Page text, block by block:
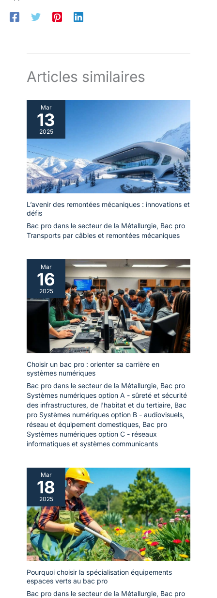
Articles similaires
Mar
13
2025
L’avenir des remontées mécaniques : innovations et
défis
Bac pro dans le secteur de la Métallurgie, Bac pro
Transports par câbles et remontées mécaniques
Mar
16
2025
Choisir un bac pro : orienter sa carrière en
systèmes numériques
Bac pro dans le secteur de la Métallurgie, Bac pro
Systèmes numériques option A - sûreté et sécurité
des infrastructures, de l'habitat et du tertiaire, Bac
pro Systèmes numériques option B - audiovisuels,
réseau et équipement domestiques, Bac pro
Systèmes numériques option C - réseaux
informatiques et systèmes communicants
Mar
18
2025
Pourquoi choisir la spécialisation équipements
espaces verts au bac pro
Bac pro dans le secteur de la Métallurgie, Bac pro